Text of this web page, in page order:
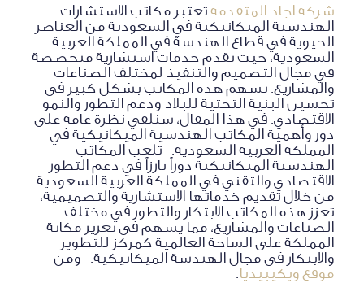
شركة اجاد المتقدمةتعتبر مكاتب الاستشارات
الهندسية الميكانيكية في السعودية من العناصر
الحيوية في قطاع الهندسة في المملكة العربية
السعودية، حيث تقدم خدمات استشارية متخصصة
في مجال التصميم والتنفيذ لمختلف الصناعات
والمشاريع. تسهم هذه المكاتب بشكل كبير في
تحسين البنية التحتية للبلاد ودعم التطور والنمو
الاقتصادي. في هذا المقال، سنلقي نظرة عامة على
دور وأهمية المكاتب الهندسية الميكانيكية في
المملكة العربية السعودية. تلعب المكاتب
الهندسية الميكانيكية دوراً بارزاً في دعم التطور
الاقتصادي والتقني في المملكة العربية السعودية.
من خلال تقديم خدماتها الاستشارية والتصميمية،
تعزز هذه المكاتب الابتكار والتطور في مختلف
الصناعات والمشاريع، مما يسهم في تعزيز مكانة
المملكة على الساحة العالمية كمركز للتطوير
والابتكار في مجال الهندسة الميكانيكية. ومن
موقع ويكيبيديا.